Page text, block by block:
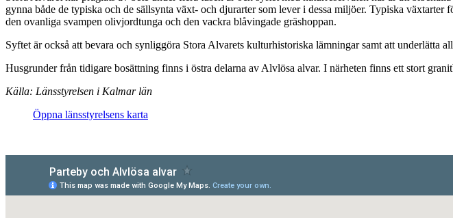
gynna både de typiska och de sällsynta växt- och djurarter som lever i dessa miljöer. Typiska växtarter
den ovanliga svampen olivjordtunga och den vackra blåvingade gräshoppan.
Syftet är också att bevara och synliggöra Stora Alvarets kulturhistoriska lämningar samt att underlätta
Husgrunder från tidigare bosättning finns i östra delarna av Alvlösa alvar. I närheten finns ett stort
Källa: Länsstyrelsen i Kalmar län
Öppna länsstyrelsens karta